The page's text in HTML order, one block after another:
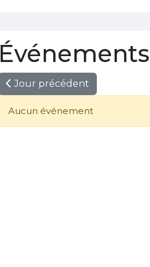
Jour précédent
Aucun événement